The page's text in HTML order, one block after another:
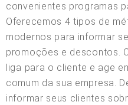
convenientes programas
Oferecemos 4 tipos de
modernos para informar
promoções e descontos.
liga para o cliente e age
comum da sua empresa.
informar seus clientes